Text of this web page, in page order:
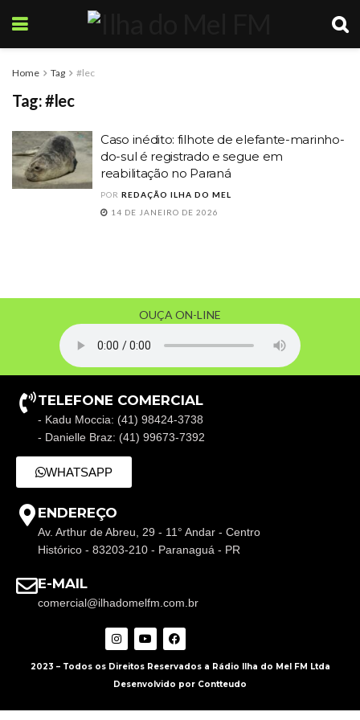
Home Tag #lec
Tag:#lec
Caso inédito: filhote de elefante-marinho-
do-sul é registrado e segue em
reabilitação no Paraná
POR REDAÇÃO ILHA DO MEL
14 DE JANEIRO DE 2026
OUÇA ON-LINE
TELEFONE COMERCIAL
- Kadu Moccia: (41) 98424-3738
- Danielle Braz: (41) 99673-7392
WHATSAPP
ENDEREÇO
Av. Arthur de Abreu, 29 - 11° Andar - Centro
Histórico - 83203-210 - Paranaguá - PR
E-MAIL
comercial@ilhadomelfm.com.br
2023 – Todos os Direitos Reservados a Rádio Ilha do Mel FM Ltda
Desenvolvido por Contteudo